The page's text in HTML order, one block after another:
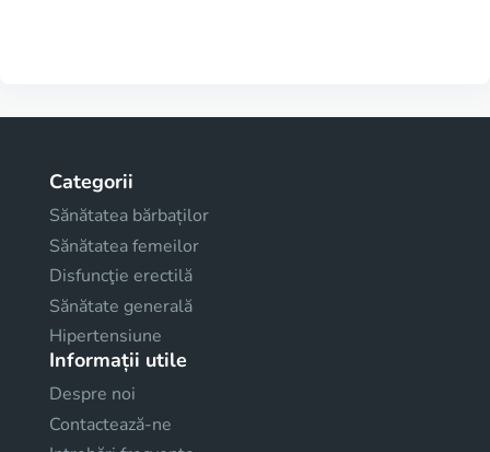
Categorii
Sănătatea bărbaților
Sănătatea femeilor
Disfuncţie erectilă
Sănătate generală
Hipertensiune
Informații utile
Despre noi
Contactează-ne